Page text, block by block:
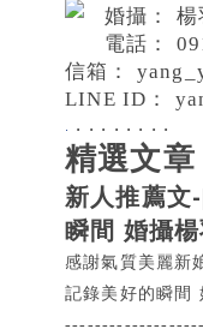
婚攝： 楊
電話：
信箱：
LINE ID：
. . . . . . . .
精選文章
新人推薦文
瞬間 婚攝
感謝氣質美麗新
記錄美好的瞬